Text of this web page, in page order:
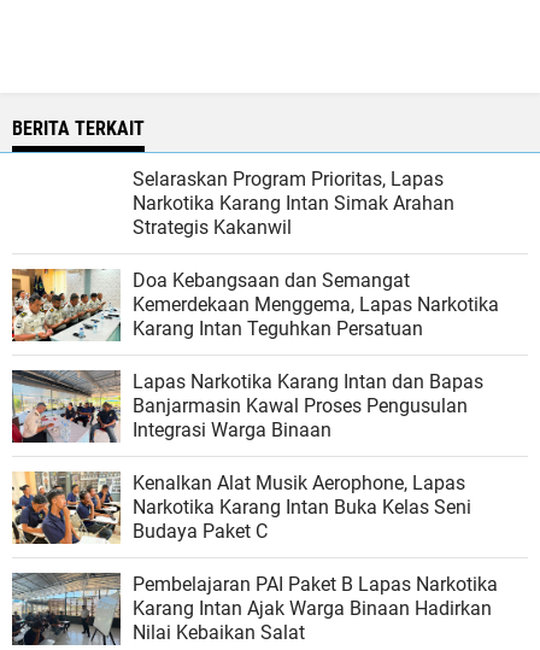
BERITA TERKAIT
Selaraskan Program Prioritas, Lapas
Narkotika Karang Intan Simak Arahan
Strategis Kakanwil
Doa Kebangsaan dan Semangat
Kemerdekaan Menggema, Lapas Narkotika
Karang Intan Teguhkan Persatuan
Lapas Narkotika Karang Intan dan Bapas
Banjarmasin Kawal Proses Pengusulan
Integrasi Warga Binaan
Kenalkan Alat Musik Aerophone, Lapas
Narkotika Karang Intan Buka Kelas Seni
Budaya Paket C
Pembelajaran PAI Paket B Lapas Narkotika
Karang Intan Ajak Warga Binaan Hadirkan
Nilai Kebaikan Salat